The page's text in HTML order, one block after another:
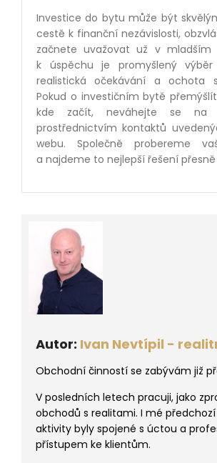
Investice do bytu může být
cestě k finanční nezávislosti,
začnete uvažovat už v mladším
k úspěchu je promyšlený výběr
realistická očekávání a ochota
Pokud o investičním bytě
kde začít, neváhejte se na
prostřednictvím kontaktů
webu. Společně probereme
a najdeme to nejlepší řešení přesně
Autor: Ivan Nevtípil -
Obchodní činností se zabývám již
V posledních letech pracuji, jako
obchodů s realitami. I mé
aktivity byly spojené s úctou a
přístupem ke klientům.